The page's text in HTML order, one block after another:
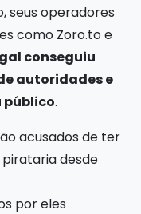
seus operadores
como Zoro.to e
conseguiu
autoridades e
público.
acusados de ter
pirataria desde
por eles